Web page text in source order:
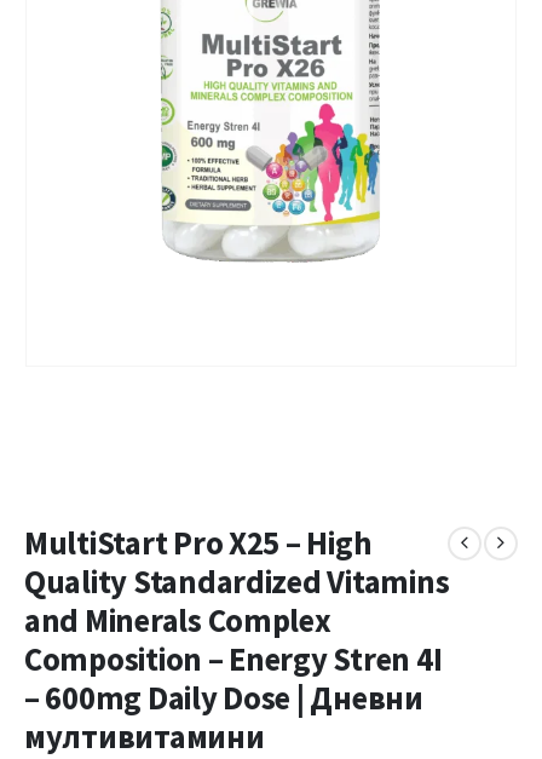
MultiStart Pro X25 – High
Quality Standardized Vitamins
and Minerals Complex
Composition – Energy Stren 4I
– 600mg Daily Dose | Дневни
мултивитамини